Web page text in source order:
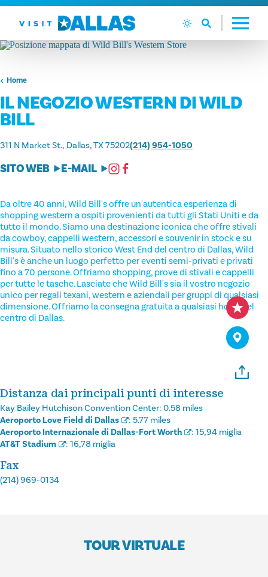
Vai al contenuto
Home
IL NEGOZIO WESTERN DI WILD
BILL
311 N Market St. Dallas, TX 75202(214) 954-1050
SITO WEB E-MAIL
Da oltre 40 anni, Wild Bill's offre un'autentica esperienza di
shopping western a ospiti provenienti da tutti gli Stati Uniti e da
tutto il mondo. Siamo una destinazione iconica che offre stivali
da cowboy, cappelli western, accessori e souvenir in stock e su
misura. Situato nello storico West End del centro di Dallas, Wild
Bill's è anche un luogo perfetto per eventi semi-privati e privati
fino a 70 persone. Offriamo shopping, prove di stivali e cappelli
per tutte le tasche. Lasciate che Wild Bill's sia il vostro negozio
unico per regali texani, western e aziendali per gruppi di qualsiasi
dimensione. Offriamo la consegna gratuita a qualsiasi hotel del
centro di Dallas.
Distanza dai principali punti di interesse
Kay Bailey Hutchison Convention Center: 0.58 miles
Aeroporto Love Field di Dallas
: 5.77 miles
Aeroporto Internazionale di Dallas-Fort Worth
: 15,94 miglia
AT&T Stadium
: 16,78 miglia
Fax
(214) 969-0134
TOUR VIRTUALE